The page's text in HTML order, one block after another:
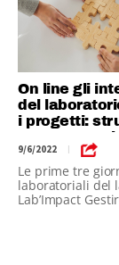
On line gli
del
i progetti:
controllo e
9/6/2022 |
Le prime tre
laboratoriali del
Lab’Impact